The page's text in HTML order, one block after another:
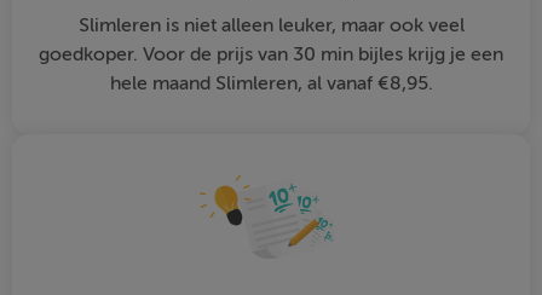
Slimleren is niet alleen leuker, maar ook veel
goedkoper. Voor de prijs van 30 min bijles krijg je een
hele maand Slimleren, al vanaf €8,95.